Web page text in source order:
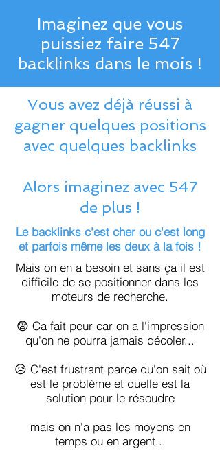
Imaginez que vous
puissiez faire 547
backlinks dans le mois !
Vous avez déjà réussi à
gagner quelques positions
avec quelques backlinks
Alors imaginez avec 547
de plus !
Le backlinks c'est cher ou c'est long
et parfois même les deux à la fois !
Mais on en a besoin et sans ça il est
difficile de se positionner dans les
moteurs de recherche.
😨 Ca fait peur car on a l'impression
qu'on ne pourra jamais décoler...
😥 C'est frustrant parce qu'on sait où
est le problème et quelle est la
solution pour le résoudre
mais on n'a pas les moyens en
temps ou en argent...